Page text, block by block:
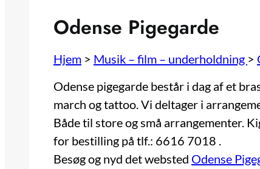
Odense Pigegarde
Hjem > Musik – film – underholdning >
Odense pigegarde består i dag af et
march og tattoo. Vi deltager i
Både til store og små arrangementer.
for bestilling på tlf.: 6616 7018 .
Besøg og nyd det websted Odense